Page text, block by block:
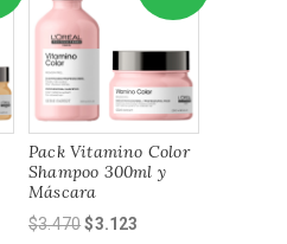
Pack Vitamino Color
Shampoo 300ml y
Máscara
$3.470El
$3.123